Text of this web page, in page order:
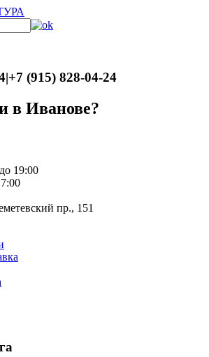
|+7 (915) 828-04-24
в Иванове?
19:00
пр., 151